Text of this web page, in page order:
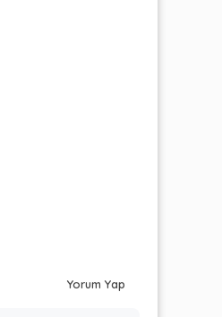
Yorum Yap